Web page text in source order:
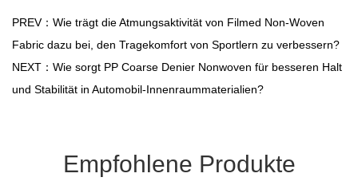
PREV：Wie trägt die Atmungsaktivität von Filmed Non-Woven
Fabric dazu bei, den Tragekomfort von Sportlern zu verbessern?
NEXT：Wie sorgt PP Coarse Denier Nonwoven für besseren Halt
und Stabilität in Automobil-Innenraummaterialien?
Empfohlene Produkte